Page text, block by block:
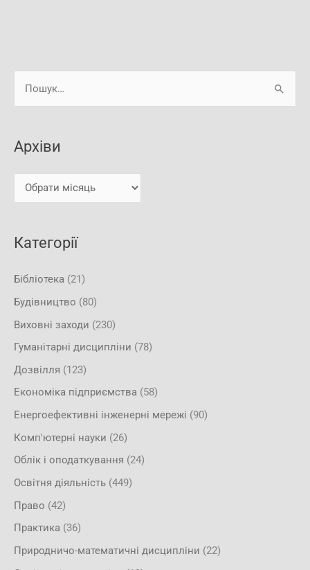
а
т
Архіви
Категорії
Бібліотека (21)
Будівництво (80)
Виховні заходи (230)
Гуманітарні дисципліни (78)
Дозвілля (123)
Економіка підприємства (58)
Енергоефективні інженерні мережі (90)
Комп'ютерні науки (26)
Облік і оподаткування (24)
Освітня діяльність (449)
Право (42)
Практика (36)
Природничо-математичні дисципліни (22)